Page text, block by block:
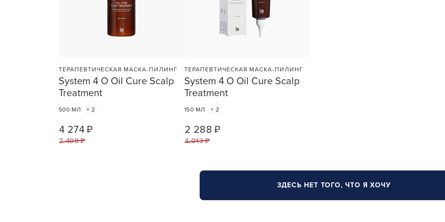
ТЕРАПЕВТИЧЕСКАЯ МАСКА-ПИЛИНГ
System 4 O Oil Cure Scalp
Treatment
500 МЛ + 2
4 274 ₽
7 498 ₽
ТЕРАПЕВТИЧЕСКАЯ МАСКА-ПИЛИНГ
System 4 O Oil Cure Scalp
Treatment
150 МЛ + 2
2 288 ₽
4 013 ₽
ЗДЕСЬ НЕТ ТОГО, ЧТО Я ХОЧУ